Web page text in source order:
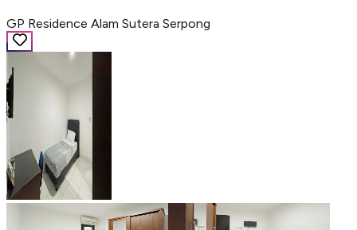
GP Residence Alam Sutera Serpong